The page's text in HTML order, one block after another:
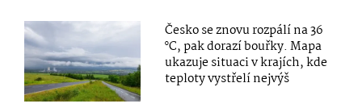
Česko se znovu rozpálí na 36
°C, pak dorazí bouřky. Mapa
ukazuje situaci v krajích, kde
teploty vystřelí nejvýš